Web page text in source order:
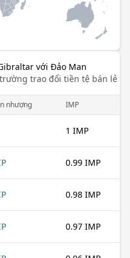
với Đảo Man
trao đổi tiền tệ bán lẻ
nhượng IMP
1 IMP
0.99 IMP
0.98 IMP
0.97 IMP